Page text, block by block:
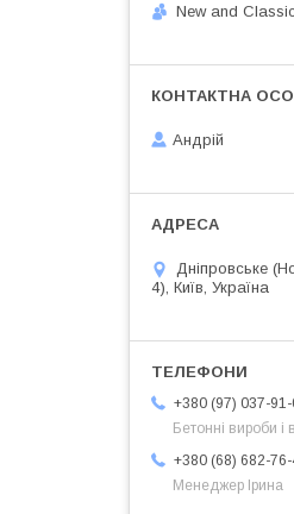
New and
Андрій
Дніпровське
4), Київ, Україна
+380 (97) 037-91-
Бетонні вироби і
+380 (68) 682-76-
Менеджер Ірина